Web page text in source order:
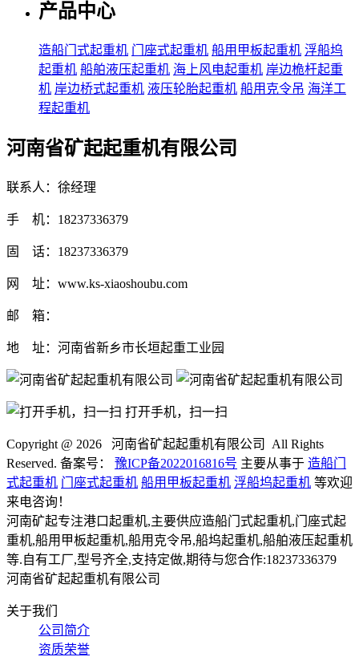
产品中心
造船门式起重机 门座式起重机 船用甲板起重机 浮船坞
起重机 船舶液压起重机 海上风电起重机 岸边桅杆起重
机 岸边桥式起重机 液压轮胎起重机 船用克令吊 海洋工
程起重机
河南省矿起起重机有限公司
联系人：徐经理
手 机：18237336379
固 话：18237336379
网 址：www.ks-xiaoshoubu.com
邮 箱：
地 址：河南省新乡市长垣起重工业园
打开手机，扫一扫
Copyright @ 2026 河南省矿起起重机有限公司 All Rights
Reserved. 备案号： 豫ICP备2022016816号 主要从事于 造船门
式起重机 门座式起重机 船用甲板起重机 浮船坞起重机 等欢迎
来电咨询！
河南矿起专注港口起重机,主要供应造船门式起重机,门座式起
重机,船用甲板起重机,船用克令吊,船坞起重机,船舶液压起重机
等.自有工厂,型号齐全,支持定做,期待与您合作:18237336379
河南省矿起起重机有限公司
关于我们
公司简介
资质荣誉